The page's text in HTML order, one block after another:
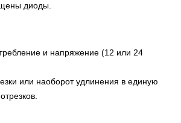
диоды.
и напряжение (12 или 24
или наоборот удлинения в единую